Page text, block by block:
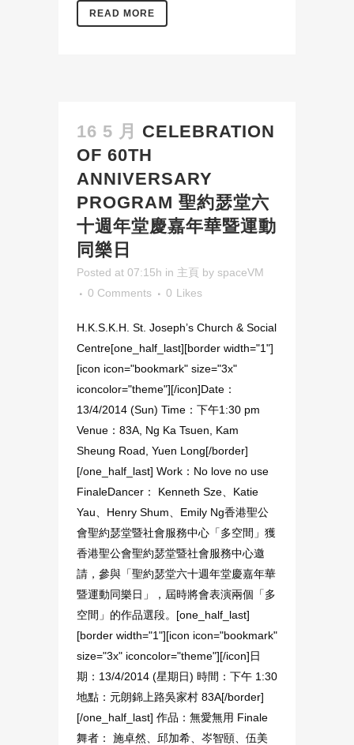
READ MORE
16 5 月 CELEBRATION
OF 60TH
ANNIVERSARY
PROGRAM 聖約瑟堂六
十週年堂慶嘉年華暨運動
同樂日
Posted at 07:15h in 主頁 by spaceVM
0 Comments
0 Likes
H.K.S.K.H. St. Joseph’s Church & Social
Centre[one_half_last][border width="1"]
[icon icon="bookmark" size="3x"
iconcolor="theme"][/icon]Date：
13/4/2014 (Sun) Time：下午1:30 pm
Venue：83A, Ng Ka Tsuen, Kam
Sheung Road, Yuen Long[/border]
[/one_half_last] Work：No love no use
FinaleDancer： Kenneth Sze、Katie
Yau、Henry Shum、Emily Ng香港聖公
會聖約瑟堂暨社會服務中心「多空間」獲
香港聖公會聖約瑟堂暨社會服務中心邀
請，參與「聖約瑟堂六十週年堂慶嘉年華
暨運動同樂日」，屆時將會表演兩個「多
空間」的作品選段。[one_half_last]
[border width="1"][icon icon="bookmark"
size="3x" iconcolor="theme"][/icon]日
期：13/4/2014 (星期日) 時間：下午 1:30
地點：元朗錦上路吳家村 83A[/border]
[/one_half_last] 作品：無愛無用 Finale
舞者： 施卓然、邱加希、岑智頤、伍美